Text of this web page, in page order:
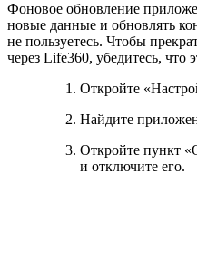
Фоновое обновление
новые данные и обновлять
не пользуетесь. Чтобы
через Life360, убедитесь, что
Откройте
Найдите
Откройте пункт
и отключите его.